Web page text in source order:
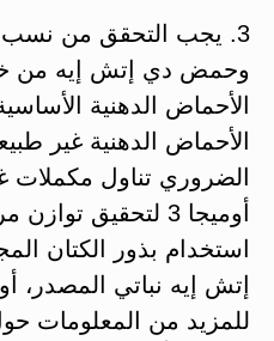
3. يجب التحقق من نسب
وحمض دي إتش إيه من
الأحماض الدهنية
الأحماض الدهنية غير
الضروري تناول مكملات
أوميجا 3 لتحقيق
استخدام بذور الكتان
إتش إيه نباتي المصدر،
للمزيد من المعلومات